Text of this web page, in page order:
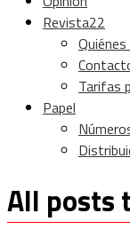
Revista22
Tarifas
Papel
All posts